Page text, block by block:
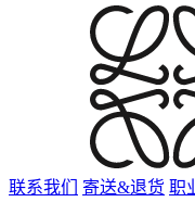
联系我们 寄送&退货 职